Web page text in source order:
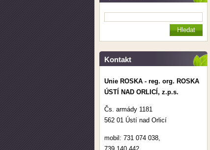
Kontakt
Unie ROSKA - reg. org. ROSKA
ÚSTÍ NAD ORLICÍ, z.p.s.
Čs. armády 1181
562 01 Ústí nad Orlicí
mobil: 731 074 038,